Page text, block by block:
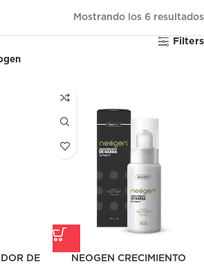
Mostrando los 6 resultados
Filters
DE
NEOGEN CRECIMIENTO